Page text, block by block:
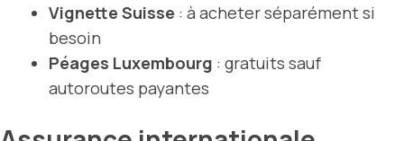
Vignette Suisse : à acheter séparément si
besoin
Péages Luxembourg : gratuits sauf
autoroutes payantes